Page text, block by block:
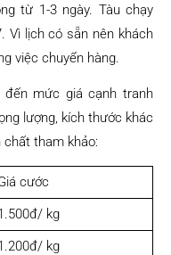
từ 1-3 ngày. Tàu chạy
Vì lịch có sẵn nên khách
việc chuyển hàng.
mức giá cạnh tranh
lượng, kích thước khác
tham khảo:
cước
kg
kg